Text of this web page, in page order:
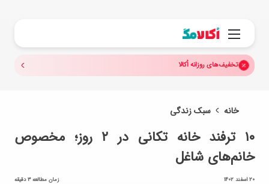
منو
تخفیف‌های روزانه اُکالا
خانه سبک زندگی
۱۰ ترفند خانه تکانی در ۲ روز؛ مخصوص
خانم‌های شاغل
20 اسفند 1402 زمان مطالعه 3 دقیقه